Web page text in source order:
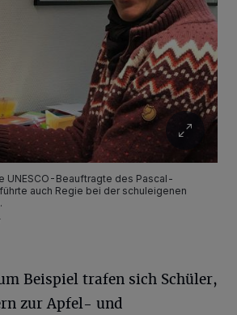
UNESCO-Beauftragte des Pascal-
auch Regie bei der schuleigenen
Beispiel trafen sich Schüler,
zur Apfel- und